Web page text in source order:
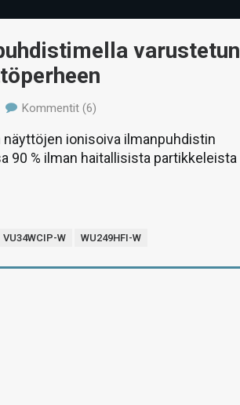
varustetun
Kommentit (6)
ionisoiva ilmanpuhdistin
90 % ilman haitallisista partikkeleista
VU34WCIP-W WU249HFI-W